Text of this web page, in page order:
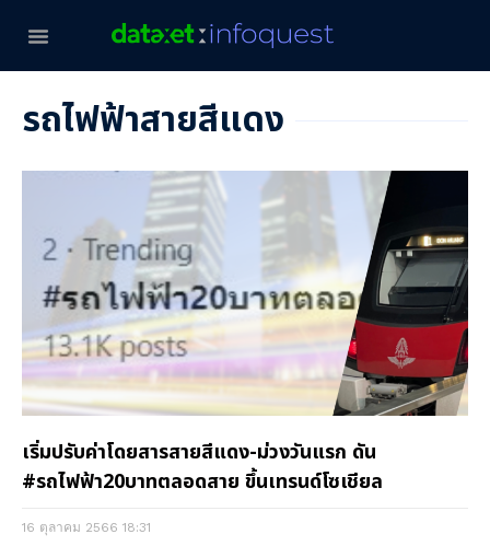
รถไฟฟ้าสายสีแดง
เริ่มปรับค่าโดยสารสายสีแดง-ม่วงวันแรก ดัน
#รถไฟฟ้า20บาทตลอดสาย ขึ้นเทรนด์โซเชียล
16 ตุลาคม 2566 18:31